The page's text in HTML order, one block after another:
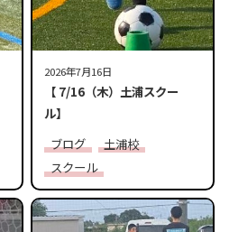
2026年7月16日
【 7/16（木）土浦スクー
ル】
ブログ
土浦校
スクール